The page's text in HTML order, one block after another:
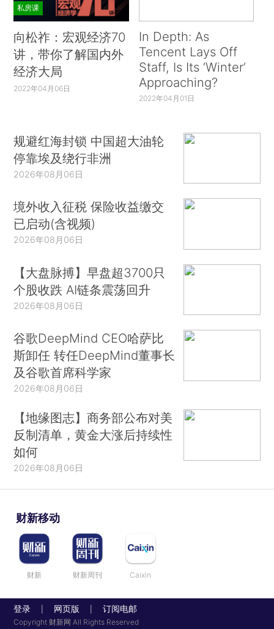
私房课
向松祚：宏观经济70
讲，带你了解国内外
经济大局
2022年04月06日
In Depth: As
Tencent Lays Off
Staff, Is Its ‘Winter’
Approaching?
2022年04月01日
规避红海封锁 中国超大油轮
停靠埃及绕行非洲
2026年08月06日
境外收入征税 保险收益缴交
已启动(含视频)
2026年08月06日
【大盘脉搏】早盘超3700只
个股收跌 AI链条震荡回升
2026年08月06日
谷歌DeepMind CEO哈萨比
斯卸任 转任DeepMind董事长
及谷歌首席科学家
2026年08月06日
【地缘图志】商务部公布对美
反制清单，黄金大涨后持续性
如何
2026年08月06日
财新移动
财新 财新周刊 Caixin
登录 网页版 订阅电邮
Copyright 财新网 All Rights Reserved